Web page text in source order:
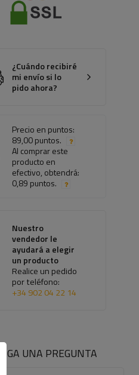
¿Cuándo recibiré
mi envío si lo
pido ahora?
Precio en puntos:
89,00 puntos.
Al comprar este
producto en
efectivo, obtendrá:
0,89 puntos.
Nuestro
vendedor le
ayudará a elegir
un producto
Realice un pedido
por teléfono:
+34 902 04 22 14
HAGA UNA PREGUNTA